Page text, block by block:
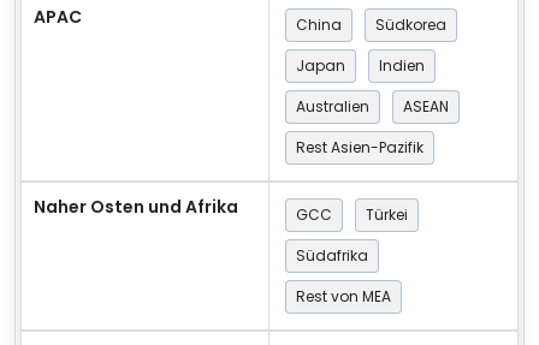
APAC China
Südkorea
Japan
Indien
Australien
ASEAN
Rest Asien-Pazifik
Naher Osten und Afrika GCC
Türkei
Südafrika
Rest von MEA